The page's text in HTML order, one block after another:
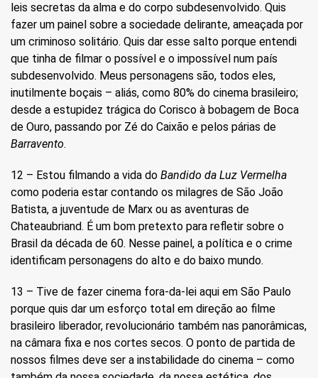
leis secretas da alma e do corpo subdesenvolvido. Quis
fazer um painel sobre a sociedade delirante, ameaçada por
um criminoso solitário. Quis dar esse salto porque entendi
que tinha de filmar o possível e o impossível num país
subdesenvolvido. Meus personagens são, todos eles,
inutilmente boçais – aliás, como 80% do cinema brasileiro;
desde a estupidez trágica do Corisco à bobagem de Boca
de Ouro, passando por Zé do Caixão e pelos párias de
Barravento.
12 – Estou filmando a vida do Bandido da Luz Vermelha
como poderia estar contando os milagres de São João
Batista, a juventude de Marx ou as aventuras de
Chateaubriand. É um bom pretexto para refletir sobre o
Brasil da década de 60. Nesse painel, a política e o crime
identificam personagens do alto e do baixo mundo.
13 – Tive de fazer cinema fora-da-lei aqui em São Paulo
porque quis dar um esforço total em direção ao filme
brasileiro liberador, revolucionário também nas panorâmicas,
na câmara fixa e nos cortes secos. O ponto de partida de
nossos filmes deve ser a instabilidade do cinema – como